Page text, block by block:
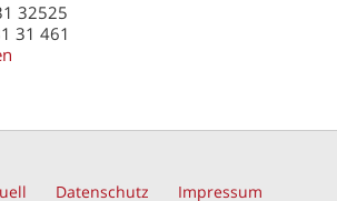
32525
31 461
Datenschutz Impressum